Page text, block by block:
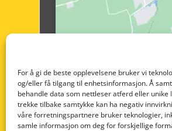
For å gi de beste opplevelsene bruker vi
og/eller få tilgang til enhetsinformasjon. Å
behandle data som nettleser atferd eller
trekke tilbake samtykke kan ha negativ
våre forretningspartnere bruker teknologier,
samle informasjon om deg for forskjellige